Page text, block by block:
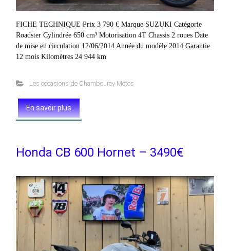
FICHE TECHNIQUE Prix 3 790 € Marque SUZUKI Catégorie
Roadster Cylindrée 650 cm³ Motorisation 4T Chassis 2 roues Date
de mise en circulation 12/06/2014 Année du modèle 2014 Garantie
12 mois Kilomètres 24 944 km
Les occasions de Chambourcy Motos
En savoir plus
Honda CB 600 Hornet – 3490€